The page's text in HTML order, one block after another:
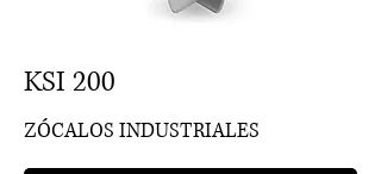
KSI 200
ZÓCALOS INDUSTRIALES